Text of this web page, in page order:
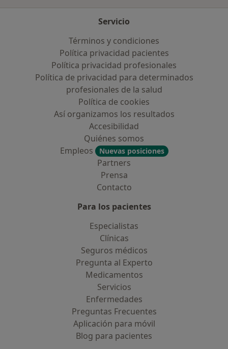
Servicio
Términos y condiciones
Política privacidad pacientes
Política privacidad profesionales
Política de privacidad para determinados
profesionales de la salud
Política de cookies
Así organizamos los resultados
Accesibilidad
Quiénes somos
Empleos
Nuevas posiciones
Partners
Prensa
Contacto
Para los pacientes
Especialistas
Clínicas
Seguros médicos
Pregunta al Experto
Medicamentos
Servicios
Enfermedades
Preguntas Frecuentes
Aplicación para móvil
Blog para pacientes